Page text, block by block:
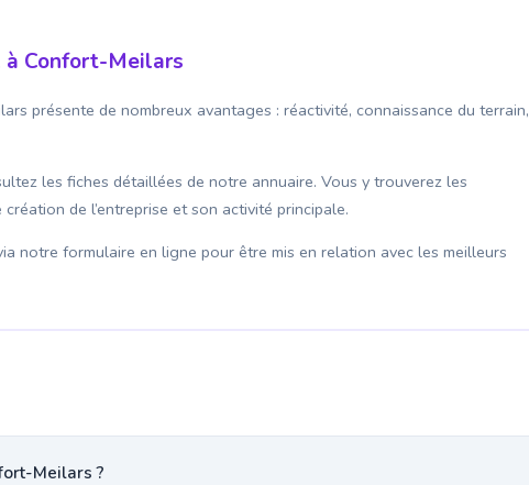
à Confort-Meilars
présente de nombreux avantages : réactivité, connaissance du terrain,
les fiches détaillées de notre annuaire. Vous y trouverez les
de l’entreprise et son activité principale.
notre formulaire en ligne pour être mis en relation avec les meilleurs
Meilars ?